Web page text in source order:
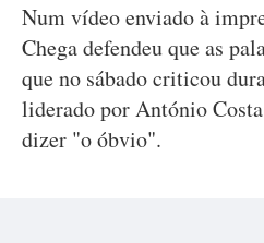
Num vídeo enviado à
Chega defendeu que as
que no sábado criticou
liderado por António
dizer "o óbvio".